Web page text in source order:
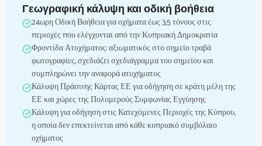
Γεωγραφική κάλυψη και οδική βοήθεια
24ωρη Οδική Βοήθεια για οχήματα έως 3,5 τόνους στις
περιοχές που ελέγχονται από την Κυπριακή Δημοκρατία
Φροντίδα Ατυχήματος: αξιωματικός στο σημείο τραβά
φωτογραφίες, σχεδιάζει σχεδιάγραμμα του σημείου και
συμπληρώνει την αναφορά ατυχήματος
Κάλυψη Πράσινης Κάρτας ΕΕ για οδήγηση σε κράτη μέλη της
ΕΕ και χώρες της Πολυμερούς Συμφωνίας Εγγύησης
Κάλυψη για οδήγηση στις Κατεχόμενες Περιοχές της Κύπρου,
η οποία δεν επεκτείνεται από κάθε κυπριακό συμβόλαιο
οχήματος